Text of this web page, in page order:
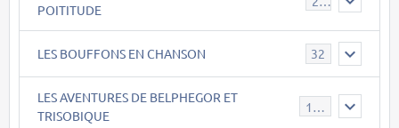
POITITUDE
LES BOUFFONS EN CHANSON 32
LES AVENTURES DE BELPHEGOR ET
TRISOBIQUE